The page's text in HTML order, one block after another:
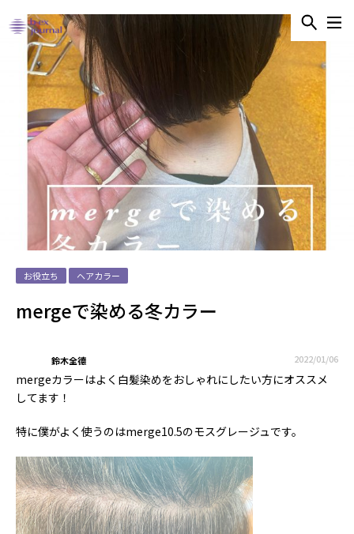
お役立ち ヘアカラー
mergeで染める冬カラー
鈴木全德 2022/01/06
mergeカラーはよく白髪染めをおしゃれにしたい方にオススメ
してます！
特に僕がよく使うのはmerge10.5のモスグレージュです。